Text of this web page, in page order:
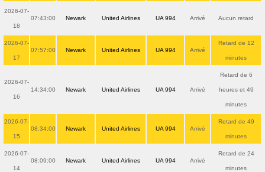
2026-07-
18
07:43:00 Newark United Airlines UA 994 Arrivé Aucun retard
2026-07-
17
07:57:00 Newark United Airlines UA 994 Arrivé
Retard de 12
minutes
2026-07-
16
14:34:00 Newark United Airlines UA 994 Arrivé
Retard de 6
heures et 49
minutes
2026-07-
15
08:34:00 Newark United Airlines UA 994 Arrivé
Retard de 49
minutes
2026-07-
14
08:09:00 Newark United Airlines UA 994 Arrivé
Retard de 24
minutes